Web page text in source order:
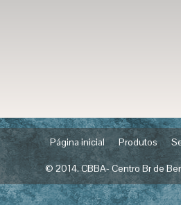
Página inicial Produtos
© 2014. CBBA- Centro Br de